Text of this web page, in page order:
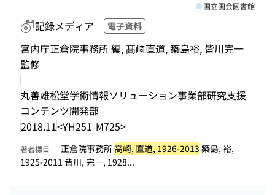
記録メディア 電子資料
宮内庁正倉院事務所 編, 髙﨑直道, 築島裕, 皆川完一
監修
丸善雄松堂学術情報ソリューション事業部研究支援
コンテンツ開発部
2018.11<YH251-M725>
国立国会図書館
著者標目 正倉院事務所 高崎, 直道, 1926-2013 築島, 裕,
1925-2011 皆川, 完一, 1928...